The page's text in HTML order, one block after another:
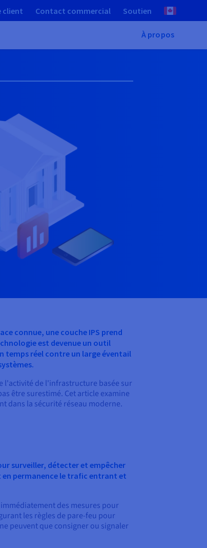
client Contact commercial Soutien
À propos
connue, une couche IPS prend
est devenue un outil
temps réel contre un large éventail
l'activité de l'infrastructure basée sur
être surestimé. Cet article examine
dans la sécurité réseau moderne.
surveiller, détecter et empêcher
en permanence le trafic entrant et
des mesures pour
les règles de pare-feu pour
peuvent que consigner ou signaler